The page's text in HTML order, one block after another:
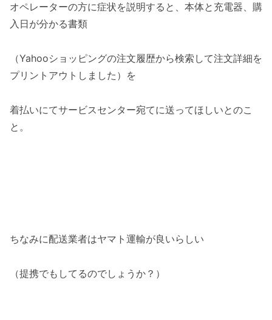
オペレーターの方に症状を説明すると、本体と充電器、購
入日が分かる書類
（Yahooショッピングの注文履歴から検索して注文詳細を
プリントアウトしました）を
着払いにてサービスセンター宛てに送ってほしいとのこ
と。
ちなみに配送業者はヤマト運輸が良いらしい
（提携でもしてるのでしょうか？）